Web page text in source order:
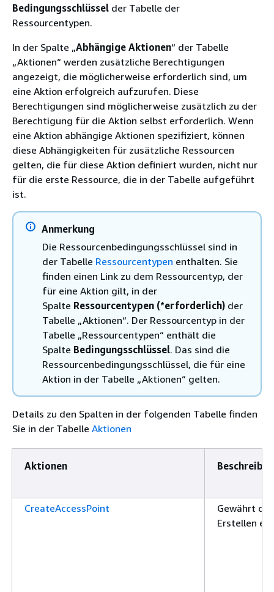
Bedingungsschlüssel der Tabelle der
Ressourcentypen.
In der Spalte „Abhängige Aktionen“ der Tabelle
„Aktionen“ werden zusätzliche Berechtigungen
angezeigt, die möglicherweise erforderlich sind, um
eine Aktion erfolgreich aufzurufen. Diese
Berechtigungen sind möglicherweise zusätzlich zu der
Berechtigung für die Aktion selbst erforderlich. Wenn
eine Aktion abhängige Aktionen spezifiziert, können
diese Abhängigkeiten für zusätzliche Ressourcen
gelten, die für diese Aktion definiert wurden, nicht nur
für die erste Ressource, die in der Tabelle aufgeführt
ist.
Anmerkung
Die Ressourcenbedingungsschlüssel sind in
der Tabelle Ressourcentypen enthalten. Sie
finden einen Link zu dem Ressourcentyp, der
für eine Aktion gilt, in der
Spalte Ressourcentypen (*erforderlich) der
Tabelle „Aktionen“. Der Ressourcentyp in der
Tabelle „Ressourcentypen“ enthält die
Spalte Bedingungsschlüssel. Das sind die
Ressourcenbedingungsschlüssel, die für eine
Aktion in der Tabelle „Aktionen“ gelten.
Details zu den Spalten in der folgenden Tabelle finden
Sie in der Tabelle Aktionen
Aktionen
CreateAccessPoint
Gewährt
Erstellen